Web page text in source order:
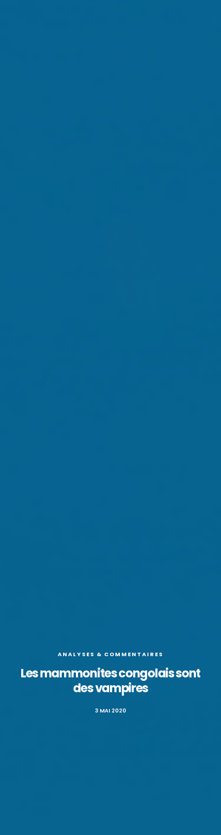
ANALYSES & COMMENTAIRES
Les mammonites congolais sont
des vampires
3 MAI 2020